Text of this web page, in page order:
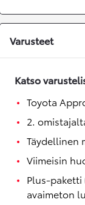
Varusteet
Katso
Toyota
2.
Täydellinen
Viimeisin
Plus-paketti
avaimeton